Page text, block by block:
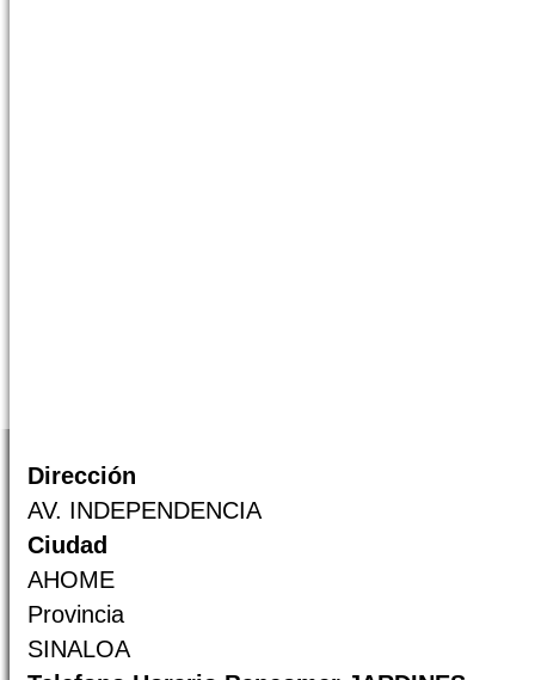
Dirección
AV. INDEPENDENCIA
Ciudad
AHOME
Provincia
SINALOA